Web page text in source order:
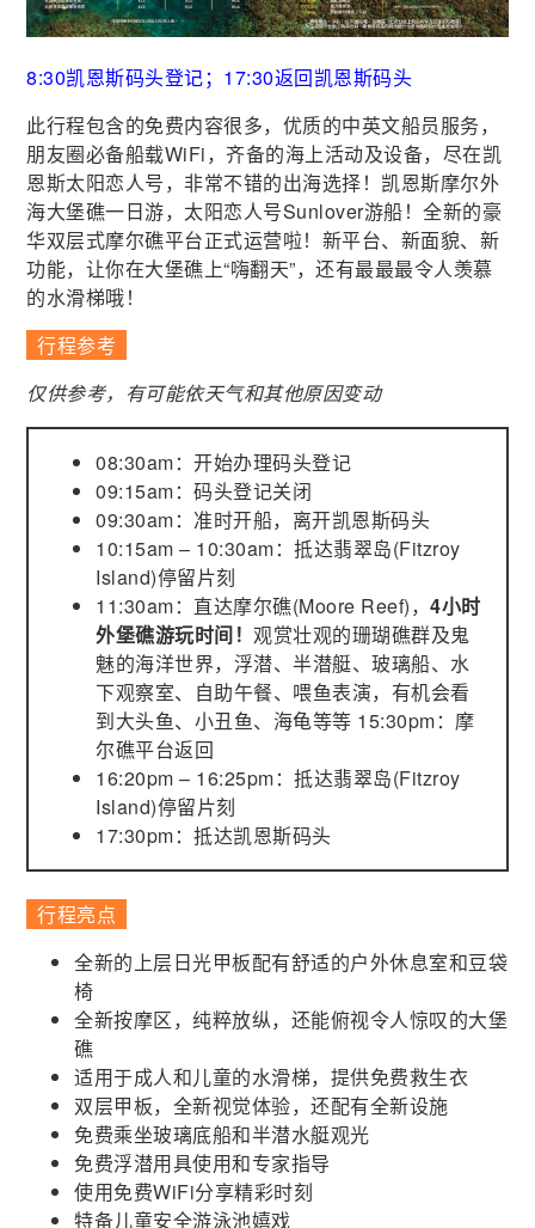
8:30凯恩斯码头登记；17:30返回凯恩斯码头
此行程包含的免费内容很多，优质的中英文船员服务，
朋友圈必备船载WiFi，齐备的海上活动及设备，尽在凯
恩斯太阳恋人号，非常不错的出海选择！凯恩斯摩尔外
海大堡礁一日游，太阳恋人号Sunlover游船！全新的豪
华双层式摩尔礁平台正式运营啦！新平台、新面貌、新
功能，让你在大堡礁上“嗨翻天”，还有最最最令人羡慕
的水滑梯哦！
行程参考
仅供参考，有可能依天气和其他原因变动
08:30am：开始办理码头登记
09:15am：码头登记关闭
09:30am：准时开船，离开凯恩斯码头
10:15am – 10:30am：抵达翡翠岛(Fitzroy
Island)停留片刻
11:30am：直达摩尔礁(Moore Reef)，4小时
外堡礁游玩时间！观赏壮观的珊瑚礁群及鬼
魅的海洋世界，浮潜、半潜艇、玻璃船、水
下观察室、自助午餐、喂鱼表演，有机会看
到大头鱼、小丑鱼、海龟等等 15:30pm：摩
尔礁平台返回
16:20pm – 16:25pm：抵达翡翠岛(Fitzroy
Island)停留片刻
17:30pm：抵达凯恩斯码头
行程亮点
全新的上层日光甲板配有舒适的户外休息室和豆袋
椅
全新按摩区，纯粹放纵，还能俯视令人惊叹的大堡
礁
适用于成人和儿童的水滑梯，提供免费救生衣
双层甲板，全新视觉体验，还配有全新设施
免费乘坐玻璃底船和半潜水艇观光
免费浮潜用具使用和专家指导
使用免费WiFi分享精彩时刻
特备儿童安全游泳池嬉戏